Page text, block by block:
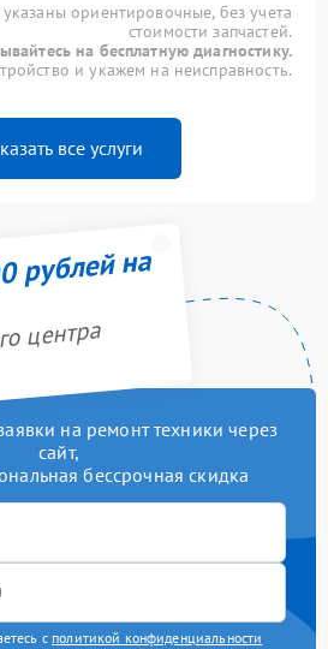
ориентировочные, без учета
стоимости запчастей.
на бесплатную диагностику.
и укажем на неисправность.
все услуги
рублей на
центра
на ремонт техники через
сайт,
бессрочная скидка
с политикой конфиденциальности